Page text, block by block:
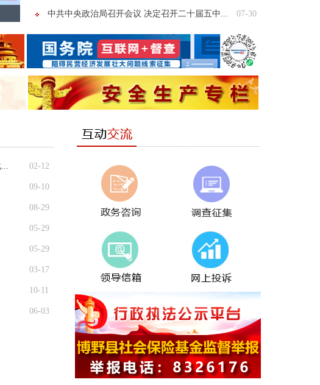
中共中央政治局召开会议 决定召开二十届五中... 07-30
02-12
09-10
08-29
05-29
05-29
03-17
10-11
06-03